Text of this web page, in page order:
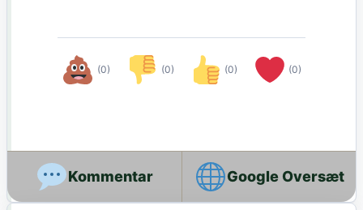
(0) (0) (0) (0)
Google Oversæt